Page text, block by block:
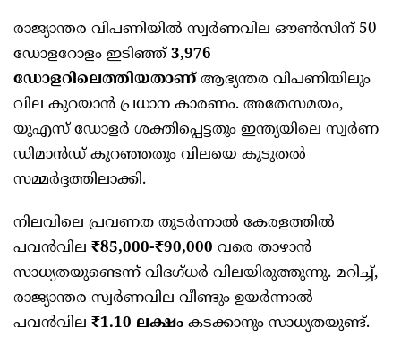
രാജ്യാന്തര വിപണിയിൽ സ്വർണവില ഔൺസിന് 50
ഡോളറോളം ഇടിഞ്ഞ്3,976
ഡോളറിലെത്തിയതാണ്ആഭ്യന്തര വിപണിയിലും
വില കുറയാൻ പ്രധാന കാരണം. അതേസമയം,
യുഎസ് ഡോളർ ശക്തിപ്പെട്ടതും ഇന്ത്യയിലെ സ്വർണ
ഡിമാൻഡ് കുറഞ്ഞതും വിലയെ കൂടുതൽ
സമ്മർദ്ദത്തിലാക്കി.
നിലവിലെ പ്രവണത തുടർന്നാൽ കേരളത്തിൽ
പവൻവില ₹85,000-₹90,000 വരെ താഴാൻ
സാധ്യതയുണ്ടെന്ന് വിദഗ്ധർ വിലയിരുത്തുന്നു. മറിച്ച്,
രാജ്യാന്തര സ്വർണവില വീണ്ടും ഉയർന്നാൽ
പവൻവില ₹1.10 ലക്ഷം കടക്കാനും സാധ്യതയുണ്ട്.